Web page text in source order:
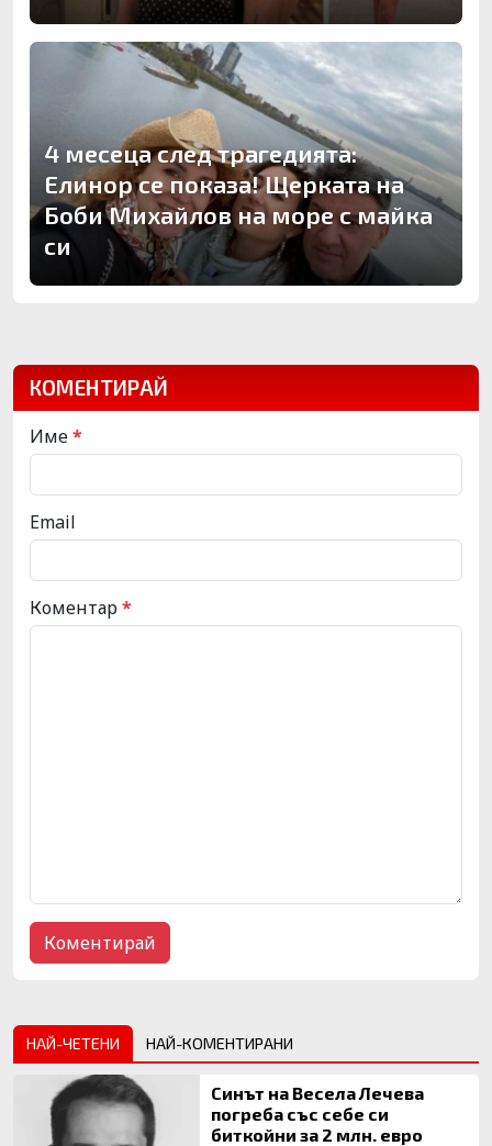
4 месеца след трагедията:
Елинор се показа! Щерката на
Боби Михайлов на море с майка
си
КОМЕНТИРАЙ
Име*
Email
Коментар*
НАЙ-ЧЕТЕНИ НАЙ-КОМЕНТИРАНИ
Синът на Весела Лечева
погреба със себе си
биткойни за 2 млн. евро